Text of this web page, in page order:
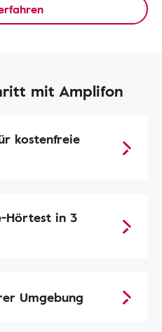
mit Amplifon
kostenfreie
Hörtest in 3
Umgebung